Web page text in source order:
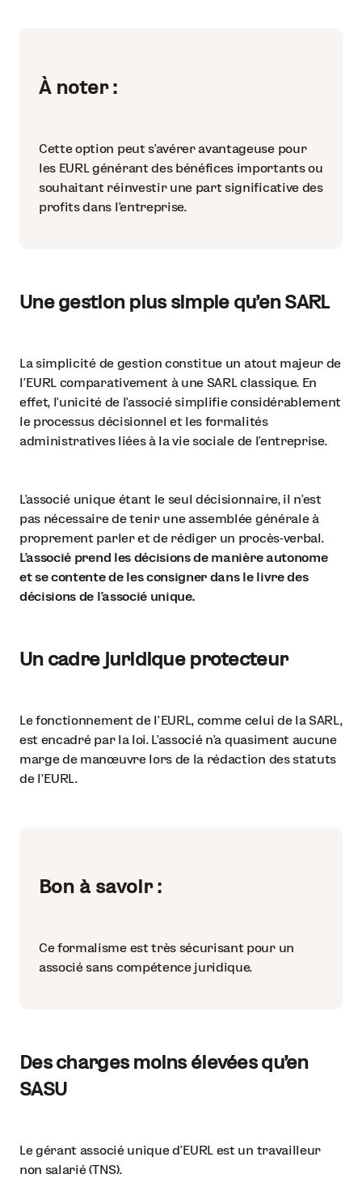
À noter :
Cette option peut s'avérer avantageuse pour
les EURL générant des bénéfices importants ou
souhaitant réinvestir une part significative des
profits dans l'entreprise.
Une gestion plus simple qu'en SARL
La simplicité de gestion constitue un atout majeur de
l'EURL comparativement à une SARL classique. En
effet, l'unicité de l'associé simplifie considérablement
le processus décisionnel et les formalités
administratives liées à la vie sociale de l'entreprise.
L'associé unique étant le seul décisionnaire, il n'est
pas nécessaire de tenir une assemblée générale à
proprement parler et de rédiger un procès-verbal.
L'associé prend les décisions de manière autonome
et se contente de les consigner dans le livre des
décisions de l'associé unique.
Un cadre juridique protecteur
Le fonctionnement de l’EURL, comme celui de la SARL,
est encadré par la loi. L’associé n’a quasiment aucune
marge de manœuvre lors de la rédaction des statuts
de l’EURL.
Bon à savoir :
Ce formalisme est très sécurisant pour un
associé sans compétence juridique.
Des charges moins élevées qu’en
SASU
Le gérant associé unique d’EURL est un travailleur
non salarié (TNS).